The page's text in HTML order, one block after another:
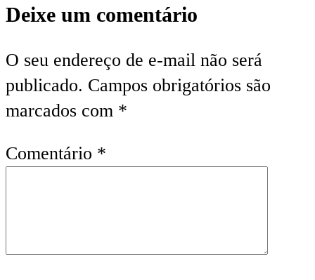
Deixe um comentário
O seu endereço de e-mail não será
publicado. Campos obrigatórios são
marcados com *
Comentário *